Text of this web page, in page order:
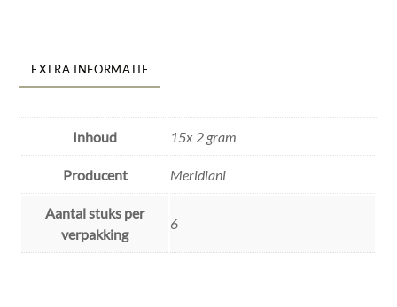
EXTRA INFORMATIE
Inhoud 15x 2 gram
Producent Meridiani
Aantal stuks per
verpakking
6